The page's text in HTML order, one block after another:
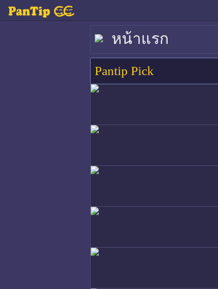
หน้าแรก
Pantip Pick